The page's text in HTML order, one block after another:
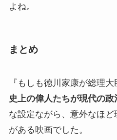
よね。
まとめ
『もしも徳川家康が総理大
史上の偉人たちが現代の政
な設定ながら、意外なほ
がある映画でした。